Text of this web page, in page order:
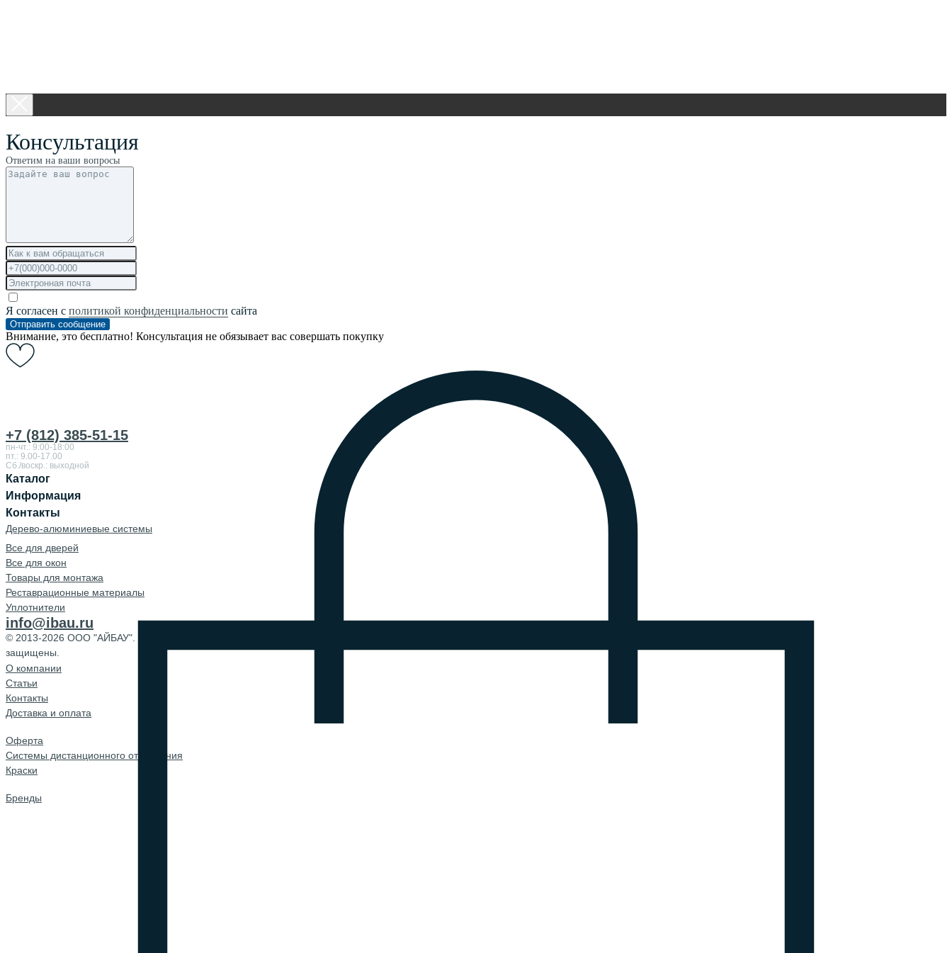
+7 (812) 385-51-15
пн-чт.: 9:00-18:00
пт.: 9.00-17.00
Сб./воскр.: выходной
Каталог
Информация
Контакты
Дерево-алюминиевые системы
Все для дверей
Все для окон
Товары для монтажа
Реставрационные материалы
Уплотнители
info@ibau.ru
© 2013-2026 ООО "АЙБАУ". Все права
защищены.
О компании
Cтатьи
Контакты
Доставка и оплата
Оферта
Системы дистанционного открывания
Краски
Бренды
Консультация
Ответим на ваши вопросы
Я согласен с политикой конфиденциальности сайта
Отправить сообщение
Внимание, это бесплатно! Консультация не обязывает вас совершать покупку